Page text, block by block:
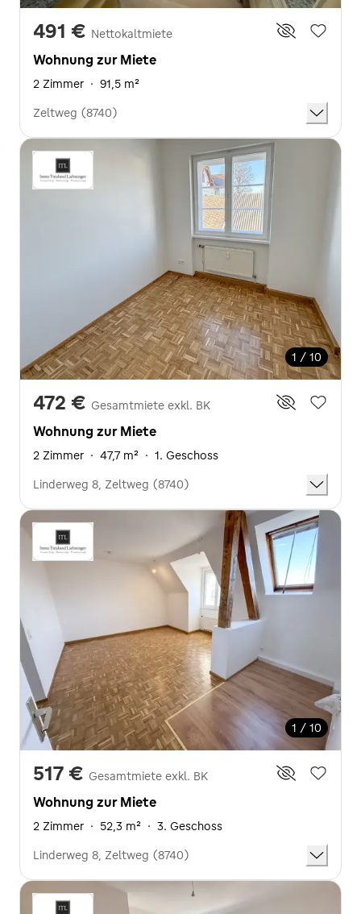
491 € Nettokaltmiete
Wohnung zur Miete
2 Zimmer · 91,5 m²
Zeltweg (8740)
1 / 10
472 € Gesamtmiete exkl. BK
Wohnung zur Miete
2 Zimmer · 47,7 m² · 1. Geschoss
Linderweg 8, Zeltweg (8740)
1 / 10
517 € Gesamtmiete exkl. BK
Wohnung zur Miete
2 Zimmer · 52,3 m² · 3. Geschoss
Linderweg 8, Zeltweg (8740)